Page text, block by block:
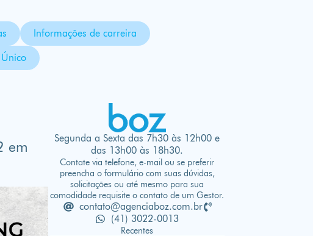
Informações de carreira
Único
em
Segunda a Sexta das 7h30 às 12h00 e
das 13h00 às 18h30.
Contate via telefone, e-mail ou se preferir
preencha o formulário com suas dúvidas,
solicitações ou até mesmo para sua
comodidade requisite o contato de um Gestor.
contato@agenciaboz.com.br
(41) 3022-0013
Recentes